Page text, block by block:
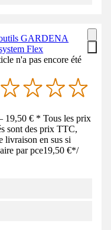
GARDENA
Flex
n'a pas encore été
€ * Tous les prix
sont des prix TTC,
livraison en sus si
par pce19,50 €*/